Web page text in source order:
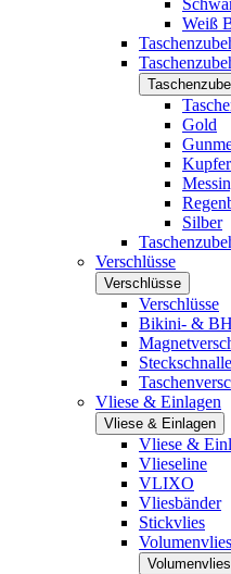
Weiß
Gold
Kupfer
Silber
Verschlüsse
Verschlüsse
Verschlüsse
Bikini- &
Vliese & Einlagen
Vliese & Einlagen
Vliese &
Vlieseline
VLIXO
Vliesbänder
Stickvlies
Volumenvlies
Volumenvlies